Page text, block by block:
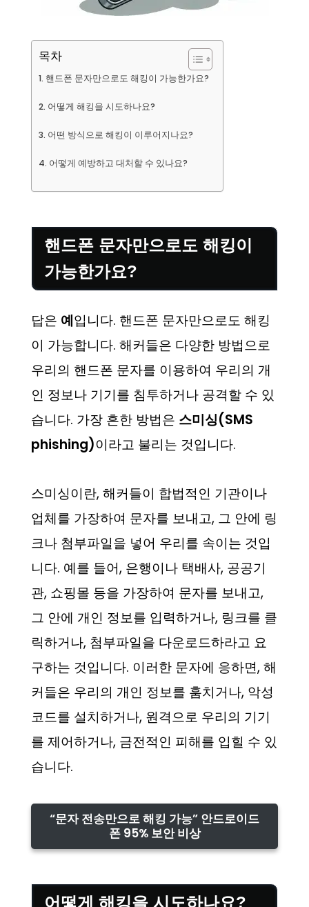
목차
핸드폰 문자만으로도 해킹이 가능한가요?
어떻게 해킹을 시도하나요?
어떤 방식으로 해킹이 이루어지나요?
어떻게 예방하고 대처할 수 있나요?
핸드폰 문자만으로도 해킹이
가능한가요?
답은 예입니다. 핸드폰 문자만으로도 해킹
이 가능합니다. 해커들은 다양한 방법으로
우리의 핸드폰 문자를 이용하여 우리의 개
인 정보나 기기를 침투하거나 공격할 수 있
습니다. 가장 흔한 방법은 스미싱(SMS
phishing)이라고 불리는 것입니다.
스미싱이란, 해커들이 합법적인 기관이나
업체를 가장하여 문자를 보내고, 그 안에 링
크나 첨부파일을 넣어 우리를 속이는 것입
니다. 예를 들어, 은행이나 택배사, 공공기
관, 쇼핑몰 등을 가장하여 문자를 보내고,
그 안에 개인 정보를 입력하거나, 링크를 클
릭하거나, 첨부파일을 다운로드하라고 요
구하는 것입니다. 이러한 문자에 응하면, 해
커들은 우리의 개인 정보를 훔치거나, 악성
코드를 설치하거나, 원격으로 우리의 기기
를 제어하거나, 금전적인 피해를 입힐 수 있
습니다.
“문자 전송만으로 해킹 가능” 안드로이드
폰 95% 보안 비상
어떻게 해킹을 시도하나요?